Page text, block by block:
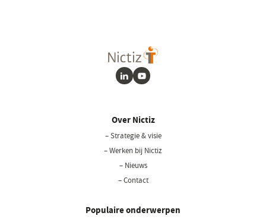
LinkedInYoutube
Over Nictiz
– Strategie & visie
– Werken bij Nictiz
– Nieuws
– Contact
Populaire onderwerpen